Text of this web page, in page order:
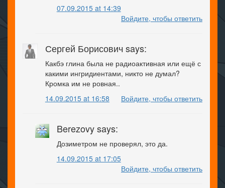
07.09.2015 at 14:39
Войдите, чтобы ответить
Сергей Борисович says:
Какбэ глина была не радиоактивная или ещё с
какими ингридиентами, никто не думал?
Кромка им не ровная..
14.09.2015 at 16:58
Войдите, чтобы ответить
Berezovy says:
Дозиметром не проверял, это да.
14.09.2015 at 17:05
Войдите, чтобы ответить